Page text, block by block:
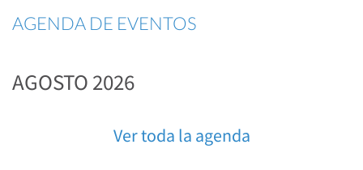
AGENDA DE EVENTOS
AGOSTO 2026
Ver toda la agenda